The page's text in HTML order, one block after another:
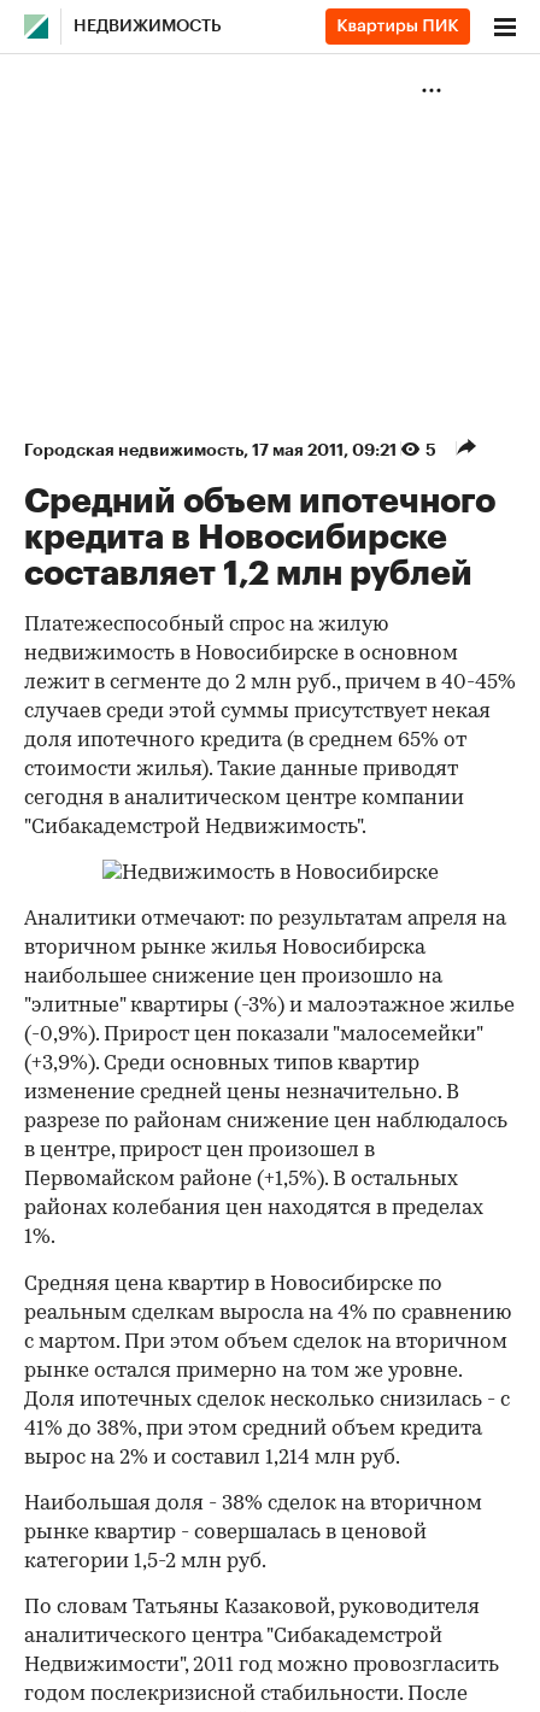
НЕДВИЖИМОСТЬ
Городская недвижимость⁠, 17 мая 2011, 09:21 5
Средний объем ипотечного
кредита в Новосибирске
составляет 1,2 млн рублей
Платежеспособный спрос на жилую
недвижимость в Новосибирске в основном
лежит в сегменте до 2 млн руб., причем в 40-45%
случаев среди этой суммы присутствует некая
доля ипотечного кредита (в среднем 65% от
стоимости жилья). Такие данные приводят
сегодня в аналитическом центре компании
"Сибакадемстрой Недвижимость".
Аналитики отмечают: по результатам апреля на
вторичном рынке жилья Новосибирска
наибольшее снижение цен произошло на
"элитные" квартиры (-3%) и малоэтажное жилье
(-0,9%). Прирост цен показали "малосемейки"
(+3,9%). Среди основных типов квартир
изменение средней цены незначительно. В
разрезе по районам снижение цен наблюдалось
в центре, прирост цен произошел в
Первомайском районе (+1,5%). В остальных
районах колебания цен находятся в пределах
1%.
00:00
Средняя цена квартир в Новосибирске по
реальным сделкам выросла на 4% по сравнению
с мартом. При этом объем сделок на вторичном
рынке остался примерно на том же уровне.
Доля ипотечных сделок несколько снизилась - с
41% до 38%, при этом средний объем кредита
вырос на 2% и составил 1,214 млн руб.
Наибольшая доля - 38% сделок на вторичном
рынке квартир - совершалась в ценовой
категории 1,5-2 млн руб.
По словам Татьяны Казаковой, руководителя
аналитического центра "Сибакадемстрой
Недвижимости", 2011 год можно провозгласить
годом послекризисной стабильности. После